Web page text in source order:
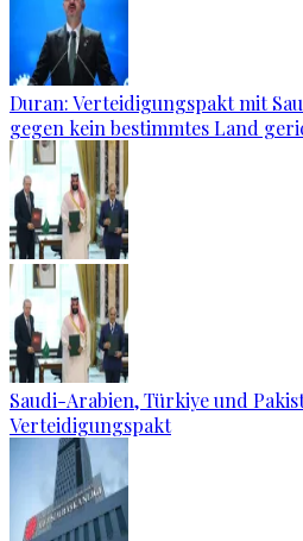
Duran: Verteidigungspakt mit
gegen kein bestimmtes Land
Saudi-Arabien, Türkiye und
Verteidigungspakt